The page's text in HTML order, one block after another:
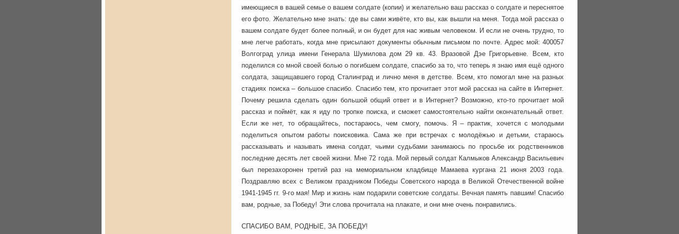
имеющиеся в вашей семье о вашем солдате (копии) и желательно ваш рассказ о солдате и переснятое
его фото. Желательно мне знать: где вы сами живёте, кто вы, как вышли на меня. Тогда мой рассказ о
вашем солдате будет более полный, и он будет для нас живым человеком. И если не очень трудно, то
мне легче работать, когда мне присылают документы обычным письмом по почте. Адрес мой: 400057
Волгоград улица имени Генерала Шумилова дом 29 кв. 43. Вразовой Дэе Григорьевне. Всем, кто
поделился со мной своей болью о погибшем солдате, спасибо за то, что теперь я знаю имя ещё одного
солдата, защищавшего город Сталинград и лично меня в детстве. Всем, кто помогал мне на разных
стадиях поиска – большое спасибо. Спасибо тем, кто прочитает этот мой рассказ на сайте в Интернет.
Почему решила сделать один большой общий ответ и в Интернет? Возможно, кто-то прочитает мой
рассказ и поймёт, как я иду по тропке поиска, и сможет самостоятельно найти окончательный ответ.
Если же нет, то обращайтесь, постараюсь, чем смогу, помочь. Я – практик, хочется с молодыми
поделиться опытом работы поисковика. Сама же при встречах с молодёжью и детьми, стараюсь
рассказывать и называть имена солдат, чьими судьбами занимаюсь по просьбе их родственников
последние десять лет своей жизни. Мне 72 года. Мой первый солдат Калмыков Александр Васильевич
был перезахоронен третий раз на мемориальном кладбище Мамаева кургана 21 июня 2003 года.
Поздравляю всех с Великом праздником Победы Советского народа в Великой Отечественной войне
1941-1945 гг. 9-го мая! Мир и жизнь нам подарили советские солдаты. Вечная память павшим! Спасибо
вам, родные, за Победу! Эти слова прочитала на плакате, и они мне очень понравились.
СПАСИБО ВАМ, РОДНЫЕ, ЗА ПОБЕДУ!